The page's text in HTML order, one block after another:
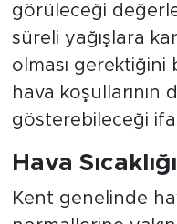
görüleceği
süreli yağışlara
olması
hava koşullarının
gösterebileceği
Hava
Kent genelinde